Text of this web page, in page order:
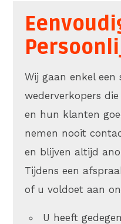
Wij gaan enkel
wederverkopers
en hun klanten
nemen nooit
en blijven altijd
Tijdens een
of u voldoet aan
U heeft